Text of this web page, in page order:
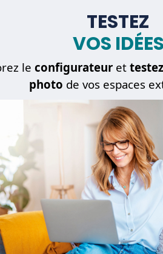
TESTEZ
VOS IDÉES
le configurateuret
photo de vos espaces